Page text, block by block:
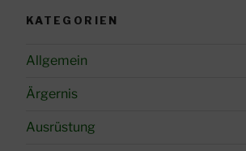
KATEGORIEN
Allgemein
Ärgernis
Ausrüstung